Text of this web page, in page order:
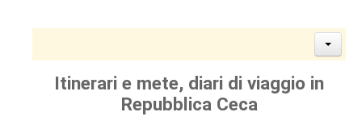
Itinerari e mete, diari di viaggio in
Repubblica Ceca